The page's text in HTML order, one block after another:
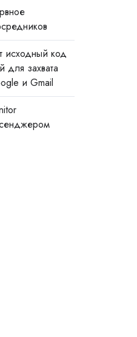
исходный код
для захвата
и Gmail